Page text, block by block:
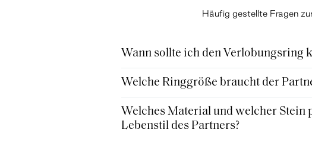
Häufig gestellte Fragen
Wann sollte ich den Verlobungsring
Welche Ringgröße braucht der
Welches Material und welcher Stein
Lebenstil des Partners?